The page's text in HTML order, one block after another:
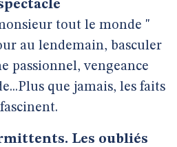
tout le monde "
au lendemain, basculer
passionnel, vengeance
que jamais, les faits
Les oubliés